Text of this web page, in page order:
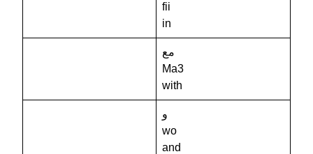
fii
in
مع
Ma3
with
و
wo
and